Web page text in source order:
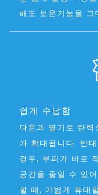
해도 보온기능을 그
쉽게 수납함
다운과 열기로 탄력
가 확대됩니다. 반
경우, 부피가 바로
공간을 줄일 수 있
할 때, 가볍게 휴대